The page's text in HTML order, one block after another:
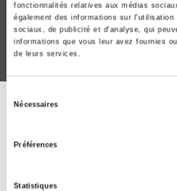
fonctionnalités relatives aux médias
également des informations sur
sociaux, de publicité et d'analyse, qui
informations que vous leur avez fournies
de leurs services.
Nécessaires
Préférences
Statistiques